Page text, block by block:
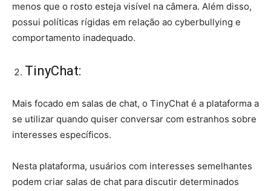
menos que o rosto esteja visível na câmera. Além disso,
possui políticas rígidas em relação ao cyberbullying e
comportamento inadequado.
TinyChat:
Mais focado em salas de chat, o TinyChat é a plataforma a
se utilizar quando quiser conversar com estranhos sobre
interesses específicos.
Nesta plataforma, usuários com interesses semelhantes
podem criar salas de chat para discutir determinados